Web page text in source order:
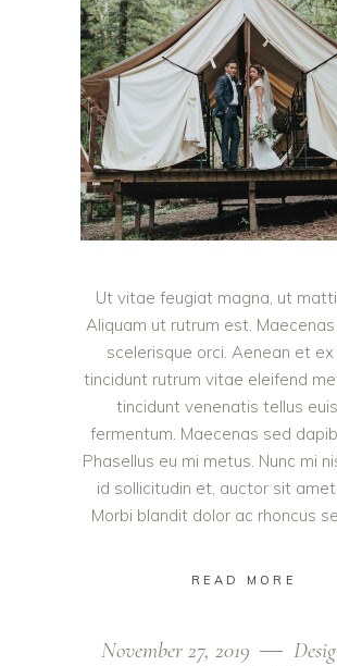
Ut vitae feugiat magna, ut
Aliquam ut rutrum est.
scelerisque orci. Aenean et
tincidunt rutrum vitae eleifend
tincidunt venenatis tellus
fermentum. Maecenas sed
Phasellus eu mi metus. Nunc mi
id sollicitudin et, auctor sit
Morbi blandit dolor ac rhoncus
READ MORE
November 27, 2019